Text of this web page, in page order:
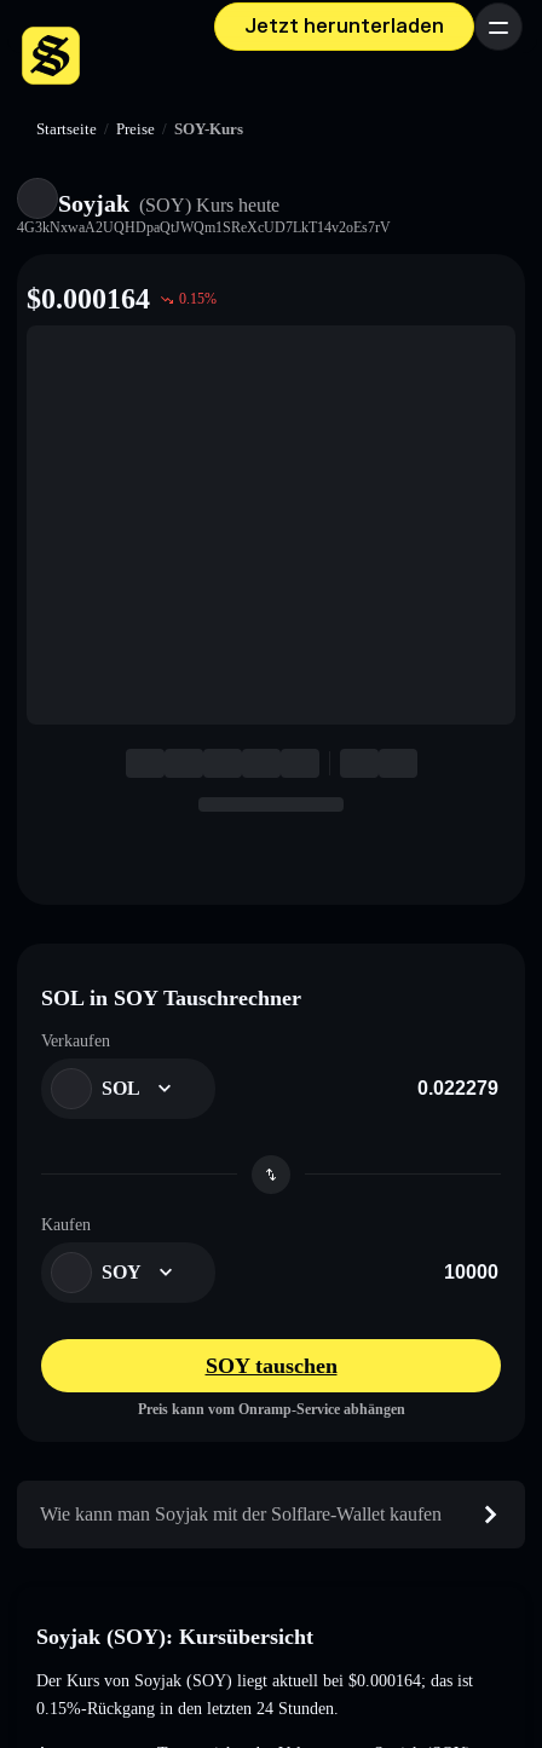
Jetzt herunterladen Menü
Startseite / Preise / SOY-Kurs
Soyjak (SOY) Kurs heute
4G3kNxwaA2UQHDpaQtJWQm1SReXcUD7LkT14v2oEs7rV
$0.000164 0.15%
SOL in SOY Tauschrechner
Verkaufen
SOL
Kaufen
SOY
SOY tauschen
Preis kann vom Onramp-Service abhängen
Wie kann man Soyjak mit der Solflare-Wallet kaufen
Soyjak (SOY): Kursübersicht
Der Kurs von Soyjak (SOY) liegt aktuell bei $0.000164; das ist
0.15%-Rückgang in den letzten 24 Stunden.